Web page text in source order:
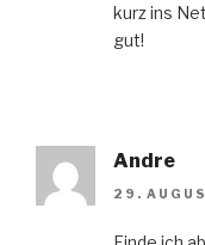
kurz ins
gut!
Andre
29.